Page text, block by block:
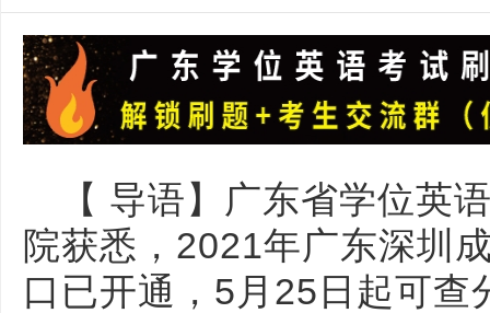
【 导语】
广东省学位英
院获悉，2021年广东深圳
口已开通，5月25日起可查